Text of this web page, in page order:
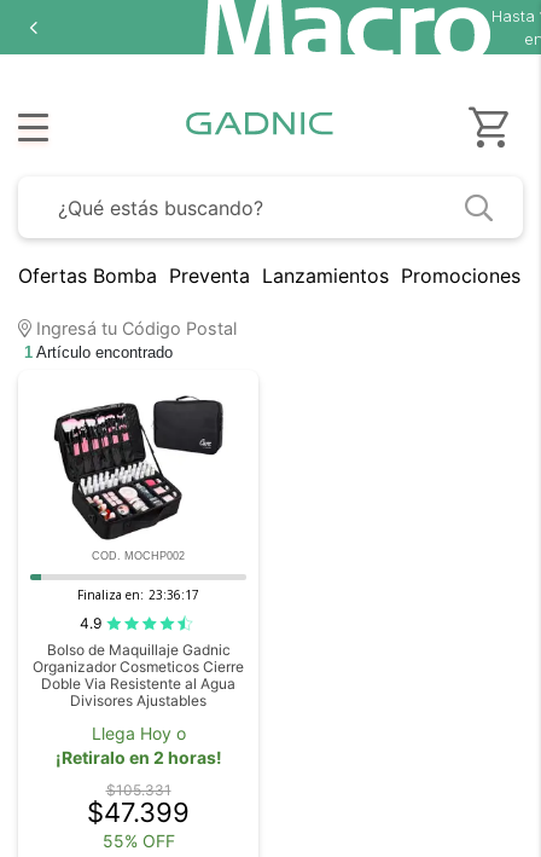
Hasta
Ofertas Bomba Preventa Lanzamientos Promociones
Ingresá tu Código Postal
1 Artículo encontrado
COD. MOCHP002
Finaliza en: 23:36:17
4.9
Bolso de Maquillaje Gadnic
Organizador Cosmeticos Cierre
Doble Via Resistente al Agua
Divisores Ajustables
Llega Hoy o
¡Retiralo en 2 horas!
$105.331
$47.399
55% OFF